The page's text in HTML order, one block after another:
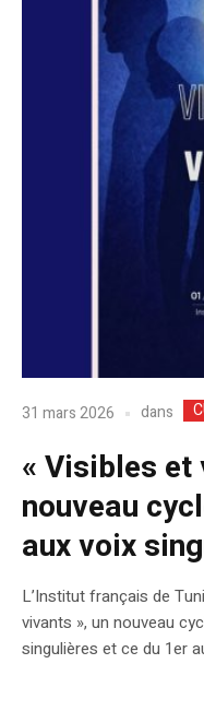
31 mars 2026 dans
« Visibles et
nouveau
aux voix
L’Institut français de
vivants », un nouveau
singulières et ce du 1er